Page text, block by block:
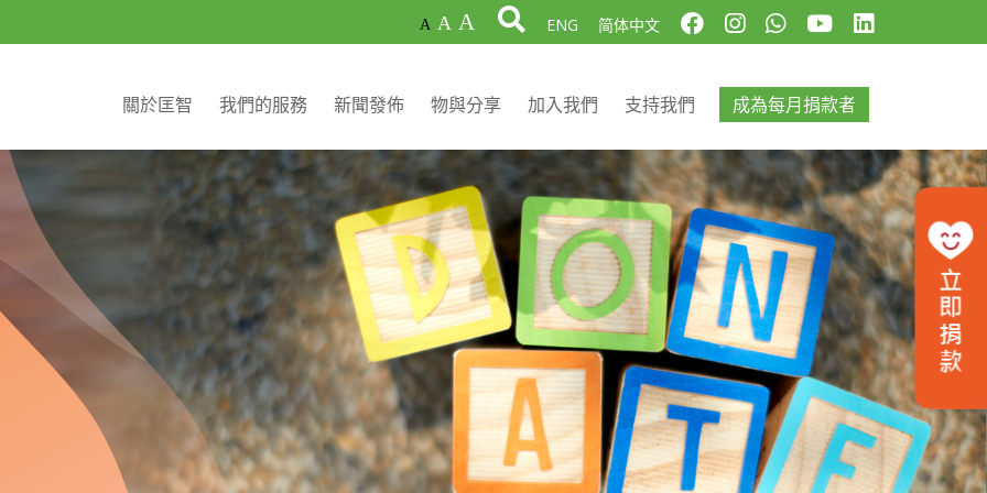
A A A ENG 简体中文
關於匡智 我們的服務 新聞發佈 物與分享 加入我們 支持我們 成為每月捐款者